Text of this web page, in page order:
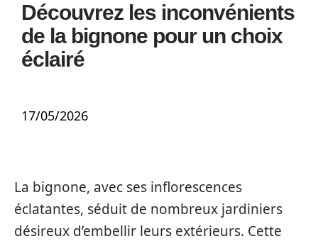
Découvrez les inconvénients
de la bignone pour un choix
éclairé
17/05/2026
La bignone, avec ses inflorescences
éclatantes, séduit de nombreux jardiniers
désireux d’embellir leurs extérieurs. Cette